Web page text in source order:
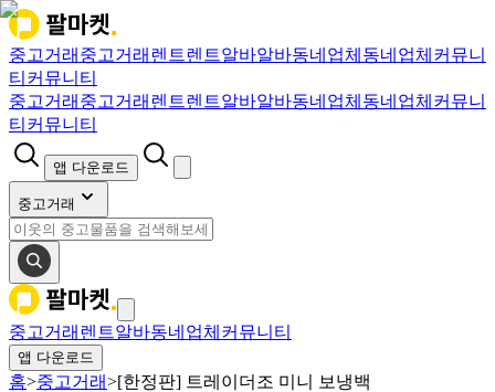
중고거래 중고거래 렌트렌트알바알바동네업체 동네업체 커뮤니
티 커뮤니티
중고거래 중고거래 렌트렌트알바알바동네업체 동네업체 커뮤니
티 커뮤니티
앱 다운로드
중고거래
중고거래 렌트알바동네업체 커뮤니티
앱 다운로드
홈>중고거래>[한정판] 트레이더조 미니 보냉백